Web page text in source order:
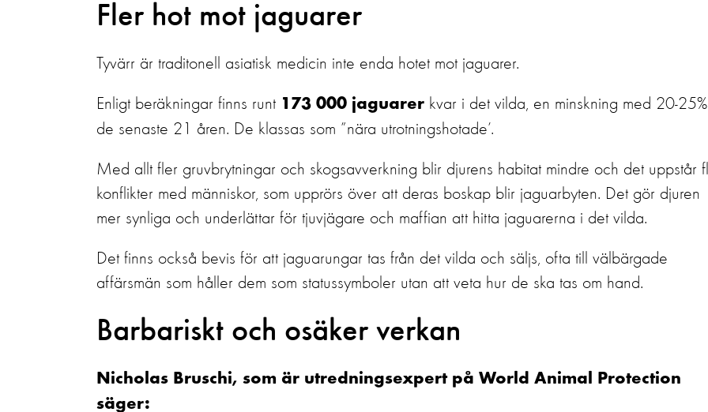
Fler hot mot jaguarer
Tyvärr är traditonell asiatisk medicin inte enda hotet mot jaguarer.
Enligt beräkningar finns runt 173 000 jaguarer kvar i det vilda, en minskning med 20-25%
de senaste 21 åren. De klassas som ”nära utrotningshotade’.
Med allt fler gruvbrytningar och skogsavverkning blir djurens habitat mindre och det uppstår
konflikter med människor, som upprörs över att deras boskap blir jaguarbyten. Det gör djuren
mer synliga och underlättar för tjuvjägare och maffian att hitta jaguarerna i det vilda.
Det finns också bevis för att jaguarungar tas från det vilda och säljs, ofta till välbärgade
affärsmän som håller dem som statussymboler utan att veta hur de ska tas om hand.
Barbariskt och osäker verkan
Nicholas Bruschi, som är utredningsexpert på World Animal Protection
säger: